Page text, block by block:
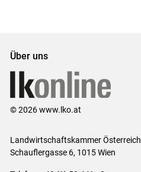
Über uns
© 2026 www.lko.at
Landwirtschaftskammer Österreich
Schauflergasse 6, 1015 Wien